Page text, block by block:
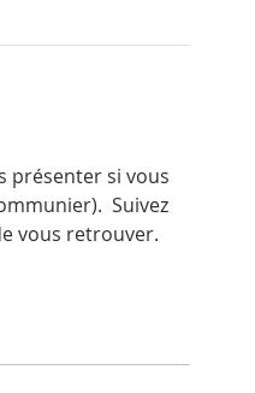
présenter si vous
Suivez
vous retrouver.